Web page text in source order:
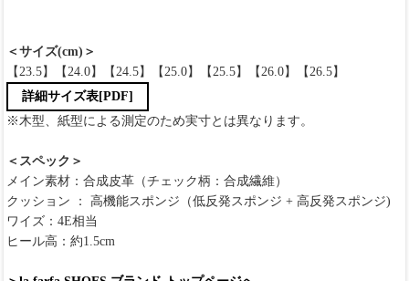
＜サイズ(cm)＞
【23.5】【24.0】【24.5】【25.0】【25.5】【26.0】【26.5】
詳細サイズ表[PDF]
※木型、紙型による測定のため実寸とは異なります。
＜スペック＞
メイン素材：合成皮革（チェック柄：合成繊維）
クッション ： 高機能スポンジ（低反発スポンジ + 高反発スポンジ)
ワイズ：4E相当
ヒール高：約1.5cm